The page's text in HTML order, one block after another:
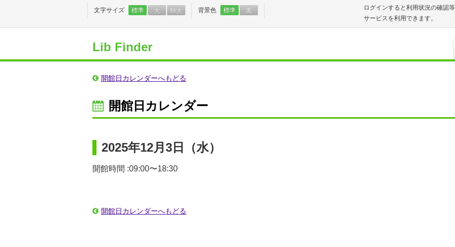
ログインすると利用状況の確認
サービスを利用できます。
文字サイズ 標準 大 特大 背景色 標準 黒
Lib Finder
開館日カレンダーへもどる
開館日カレンダー
2025年12月3日（水）
開館時間 :09:00〜18:30
開館日カレンダーへもどる